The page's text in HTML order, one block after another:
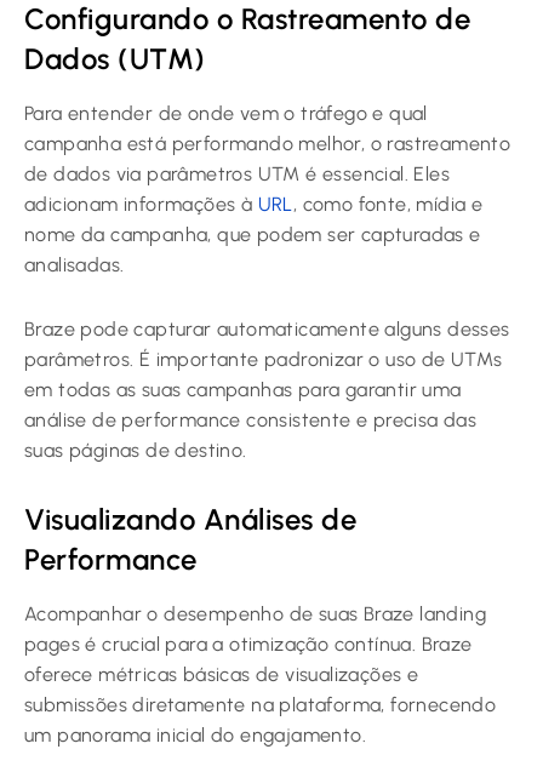
Configurando o Rastreamento de
Dados (UTM)
Para entender de onde vem o tráfego e qual
campanha está performando melhor, o rastreamento
de dados via parâmetros UTM é essencial. Eles
adicionam informações à URL, como fonte, mídia e
nome da campanha, que podem ser capturadas e
analisadas.
Braze pode capturar automaticamente alguns desses
parâmetros. É importante padronizar o uso de UTMs
em todas as suas campanhas para garantir uma
análise de performance consistente e precisa das
suas páginas de destino.
Visualizando Análises de
Performance
Acompanhar o desempenho de suas Braze landing
pages é crucial para a otimização contínua. Braze
oferece métricas básicas de visualizações e
submissões diretamente na plataforma, fornecendo
um panorama inicial do engajamento.